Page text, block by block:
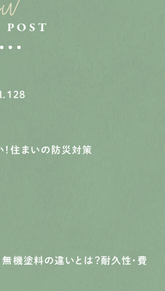
POST
！住まいの防災対策
無機塗料の違いとは？耐久性・費